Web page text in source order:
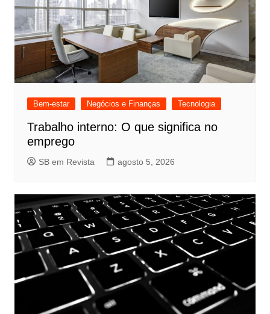
Bem-estar Negócios e Finanças Tecnologia
Trabalho interno: O que significa no
emprego
SB em Revista agosto 5, 2026